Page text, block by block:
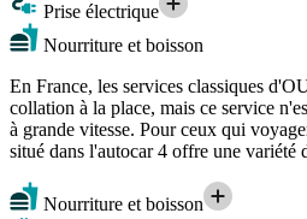
Prise électrique
Nourriture et boisson
En France, les services classiques
collation à la place, mais ce service
à grande vitesse. Pour ceux qui
situé dans l'autocar 4 offre une variété
Nourriture et boisson